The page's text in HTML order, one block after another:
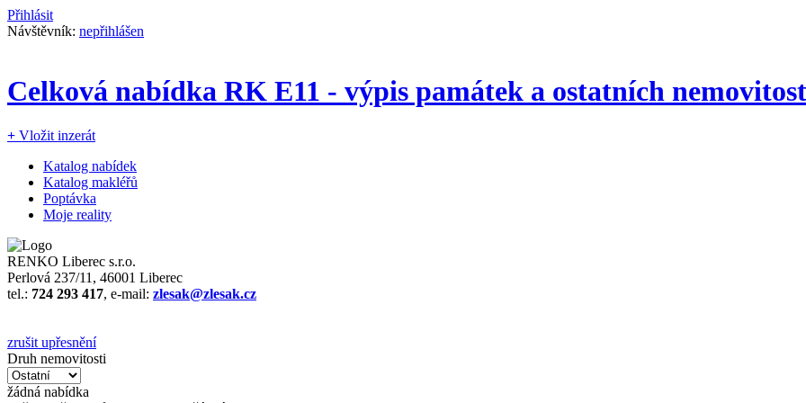
Přihlásit
Návštěvník: nepřihlášen
Celková nabídka RK E11 - výpis památek a ostatních
+ Vložit inzerát
Katalog nabídek
Katalog makléřů
Poptávka
Moje reality
RENKO Liberec s.r.o.
Perlová 237/11, 46001 Liberec
tel.: 724 293 417, e-mail: zlesak@zlesak.cz
zrušit upřesnění
Druh nemovitosti
žádná nabídka